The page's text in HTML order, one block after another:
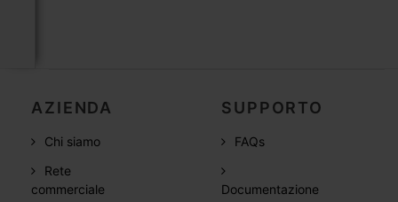
AZIENDA
Chi siamo
Rete
commerciale
SUPPORTO
FAQs
Documentazione